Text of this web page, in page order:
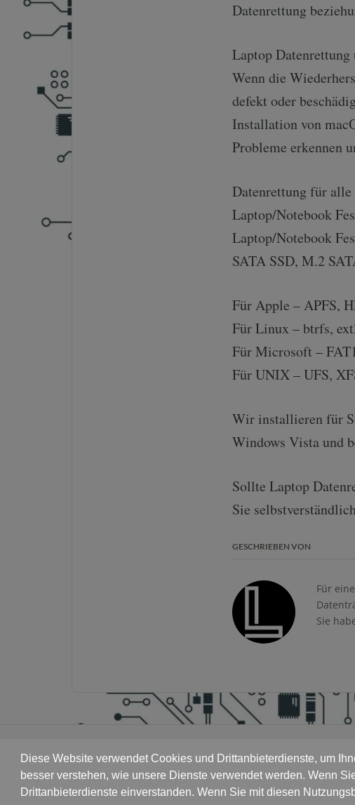
Datenrettung
Laptop Datenrettung
Wenn die
defekt oder
Installation von
Probleme erkennen
Datenrettung für
Laptop/Notebook
Laptop/Notebook
SATA SSD, M.2
Für Apple – APFS,
Für Linux – btrfs,
Für Microsoft –
Für UNIX – UFS,
Wir installieren für
Windows Vista und
Sollte Laptop
Sie
GESCHRIEBEN VON
Für
Sie
Diese Website verwendet Cookies und Drittanbieterdienste, um
besser verstehen, wie unsere Dienste verwendet werden. Wenn
Drittanbieterdienste einverstanden. Wenn Sie mit diesen